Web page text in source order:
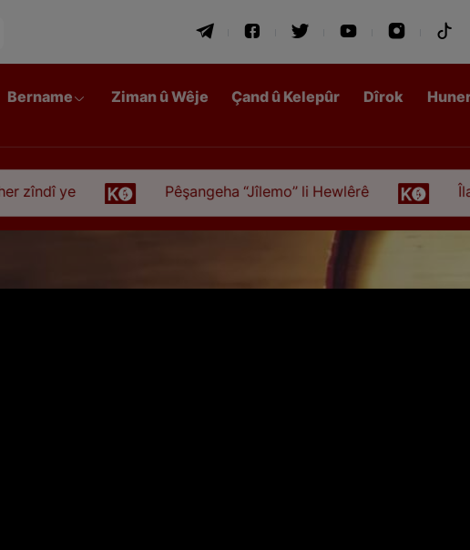
Bername Ziman û Wêje Çand û Kelepûr Dîrok
Pêşangeha “Jîlemo” li Hewlêrê